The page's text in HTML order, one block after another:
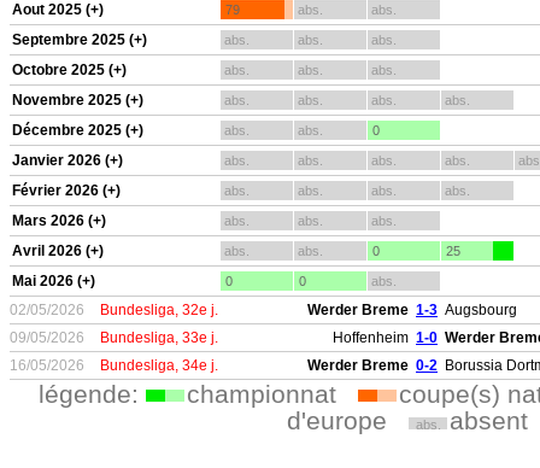
Aout 2025 (+) 79 abs. abs.
Septembre 2025 (+) abs. abs. abs.
Octobre 2025 (+) abs. abs. abs.
Novembre 2025 (+) abs. abs. abs. abs.
Décembre 2025 (+) abs. abs. 0
Janvier 2026 (+) abs. abs. abs. abs.
Février 2026 (+) abs. abs. abs. abs.
Mars 2026 (+) abs. abs. abs.
Avril 2026 (+) abs. abs. 0 25
Mai 2026 (+) 0 0 abs.
02/05/2026 Bundesliga, 32e j. Werder Breme 1-3 Augsbourg
09/05/2026
Bundesliga, 33e j. Hoffenheim 1-0 Werder
16/05/2026
Bundesliga, 34e j. Werder Breme 0-2 Borussia
légende: championnat
coupe(s)
d'europe
abs. absent